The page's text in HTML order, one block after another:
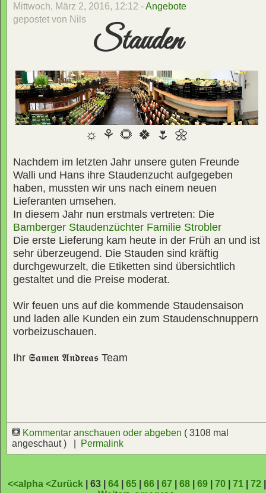
Mittwoch, März 2, 2016, 12:12 -Angebote
gepostet von Nils
Stauden
☼ ⚘ 🌻 🍀 🌷 🌼
Nachdem im letzten Jahr unsere guten Freunde
Walli und Hans ihre Staudenzucht aufgegeben
haben, mussten wir uns nach einem neuen
Lieferanten umsehen.
In diesem Jahr nun erstmals vertreten: Die
Bamberger Staudenzüchter Familie Strobler
Die erste Lieferung kam heute in der Früh an und ist
sehr überzeugend. Die Stauden sind kräftig
durchgewurzelt, die Etiketten sind übersichtlich
gestaltet und die Preise moderat.
Wir feuen uns auf die kommende Staudensaison
und laden alle Kunden ein zum Staudenschnuppern
vorbeizuschauen.
Ihr 𝕾𝖆𝖒𝖊𝖓 𝕬𝖓𝖉𝖗𝖊𝖆𝖘 Team
Kommentar anschauen oder abgeben ( 3108 mal
angeschaut ) |
Permalink
<<alpha<Zurück | 63 |64 |65 |66 |67 |68 |69 |70 |71 |72